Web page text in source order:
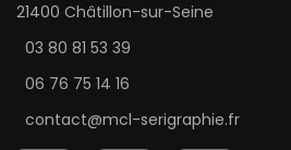
21400 Châtillon-sur-Seine
03 80 81 53 39
06 76 75 14 16
contact@mcl-serigraphie.fr